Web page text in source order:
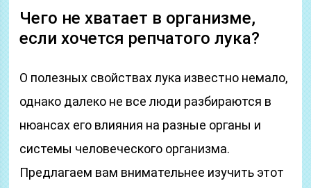
Чего не хватает в организме,
если хочется репчатого лука?
О полезных свойствах лука известно немало,
однако далеко не все люди разбираются в
нюансах его влияния на разные органы и
системы человеческого организма.
Предлагаем вам внимательнее изучить этот